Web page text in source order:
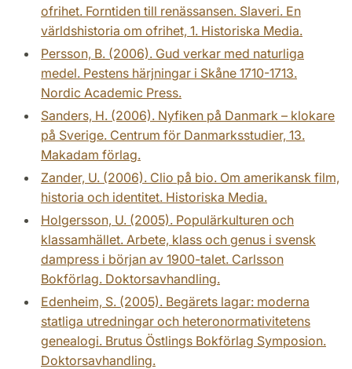
ofrihet. Forntiden till renässansen. Slaveri. En
världshistoria om ofrihet, 1. Historiska Media.
Persson, B. (2006). Gud verkar med naturliga
medel. Pestens härjningar i Skåne 1710-1713.
Nordic Academic Press.
Sanders, H. (2006). Nyfiken på Danmark – klokare
på Sverige. Centrum för Danmarksstudier, 13.
Makadam förlag.
Zander, U. (2006). Clio på bio. Om amerikansk film,
historia och identitet. Historiska Media.
Holgersson, U. (2005). Populärkulturen och
klassamhället. Arbete, klass och genus i svensk
dampress i början av 1900-talet. Carlsson
Bokförlag. Doktorsavhandling.
Edenheim, S. (2005). Begärets lagar: moderna
statliga utredningar och heteronormativitetens
genealogi. Brutus Östlings Bokförlag Symposion.
Doktorsavhandling.